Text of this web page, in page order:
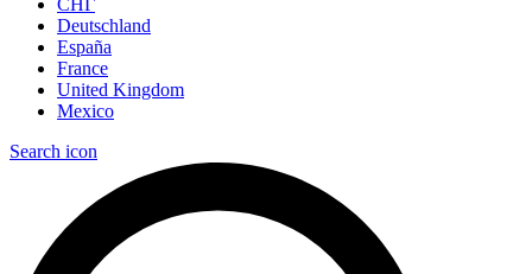
СНГ
Deutschland
España
France
United Kingdom
Mexico
Search icon